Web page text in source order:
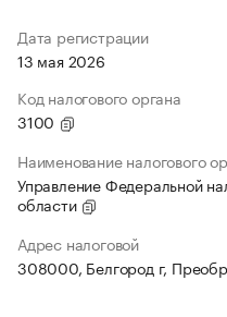
Дата регистрации
13 мая 2026
Код налогового органа
3100
Наименование налогового
Управление Федеральной
области
Адрес налоговой
308000, Белгород г,